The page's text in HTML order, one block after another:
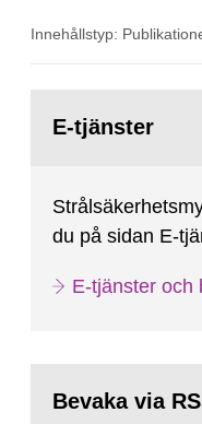
SSMFS 2022:14,
Innehållstyp:
sida:E-tjänster
du på sidan E-
E-tjänster och
Bevaka via